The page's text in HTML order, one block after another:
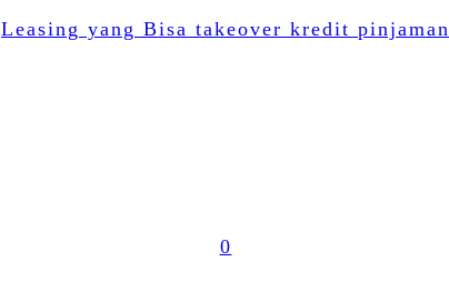
Leasing yang Bisa takeover kredit pinjaman
0